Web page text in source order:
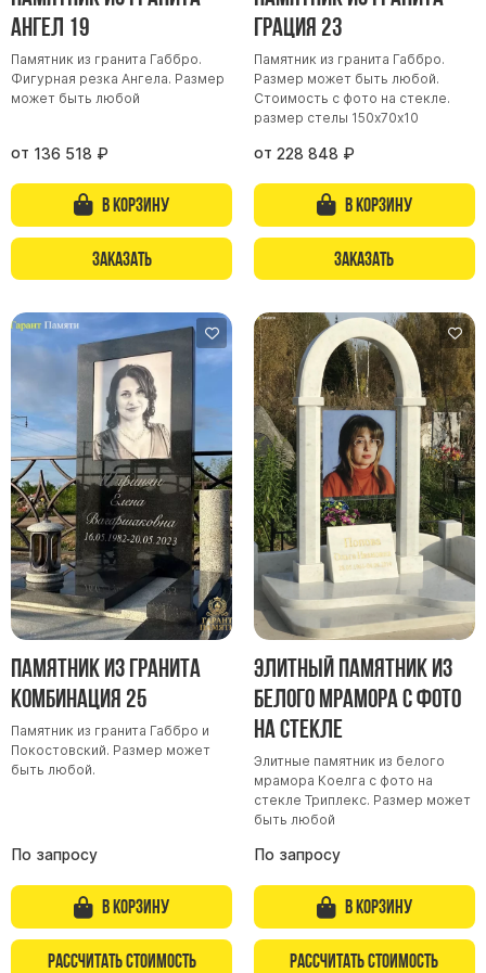
Буквы из латуни
Цоколь из гранита
Ограды из гранита
Ограды из чугуна
Столбы для ограды чугун
Ограды металл
Столы и лавки
Подсвечники
Венки
Вазы из гранита
Скульптуры в полный рост
Скульптуры "Ангел" литиевые
Барельефы
Кресты
Голуби
Распятие
Скорбящие
Цветы
Ангел 19
Памятник из гранита Габбро.
Фигурная резка Ангела. Размер
может быть любой
от 136 518 ₽
В корзину
Заказать
Грация 23
Памятник из гранита Габбро.
Размер может быть любой.
Стоимость с фото на стекле.
размер стелы 150х70х10
от 228 848 ₽
В корзину
Заказать
Памятник из гранита
Комбинация 25
Памятник из гранита Габбро и
Покостовский. Размер может
быть любой.
По запросу
В корзину
Рассчитать стоимость
Элитный памятник из
белого мрамора с фото
на стекле
Элитные памятник из белого
мрамора Коелга с фото на
стекле Триплекс. Размер может
быть любой
По запросу
В корзину
Рассчитать стоимость